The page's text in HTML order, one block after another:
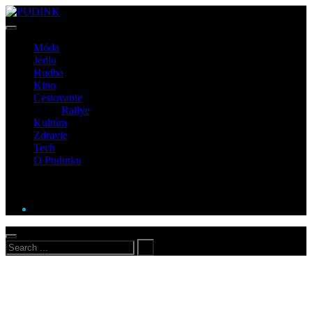
Móda
Jedlo
Hudba
Kino
Cestovanie
Rallye
Kultúra
Zdravie
Tech
O Pudinku